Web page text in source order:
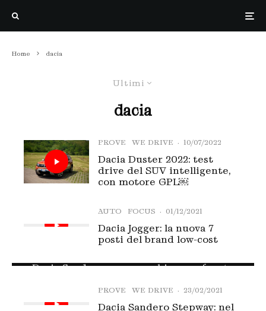
Home dacia
Ultimi
dacia
PROVE WE DRIVE · 10/07/2022
Dacia Duster 2022: test
drive del SUV intelligente,
con motore GPL￼
AUTO FOCUS · 01/12/2021
Dacia Jogger: la nuova 7
posti del brand low-cost
Dacia Sandero: come cambia a confronto
PROVE WE DRIVE · 23/02/2021
Dacia Sandero Stepway: nel